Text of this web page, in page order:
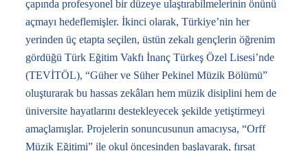
çapında profesyonel bir düzeye ulaştırabilmelerinin önünü
açmayı hedeflemişler. İkinci olarak, Türkiye’nin her
yerinden üç etapta seçilen, üstün zekalı gençlerin öğrenim
gördüğü Türk Eğitim Vakfı İnanç Türkeş Özel Lisesi’nde
(TEVİTÖL), “Güher ve Süher Pekinel Müzik Bölümü”
oluşturarak bu hassas zekâları hem müzik disiplini hem de
üniversite hayatlarını destekleyecek şekilde yetiştirmeyi
amaçlamışlar. Projelerin sonuncusunun amacıysa, “Orff
Müzik Eğitimi” ile okul öncesinden başlayarak, fırsat